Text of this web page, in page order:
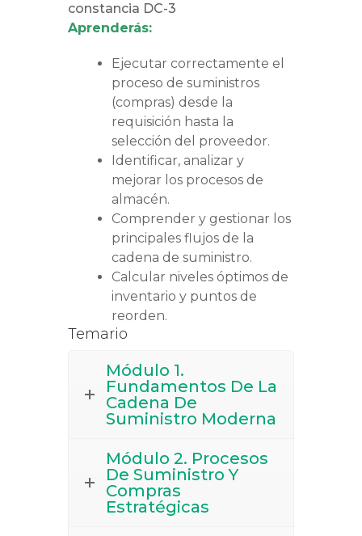
constancia DC-3
Aprenderás:
Ejecutar correctamente el
proceso de suministros
(compras) desde la
requisición hasta la
selección del proveedor.
Identificar, analizar y
mejorar los procesos de
almacén.
Comprender y gestionar los
principales flujos de la
cadena de suministro.
Calcular niveles óptimos de
inventario y puntos de
reorden.
Temario
Módulo 1.
Fundamentos De La
Cadena De
Suministro Moderna
Módulo 2. Procesos
De Suministro Y
Compras
Estratégicas